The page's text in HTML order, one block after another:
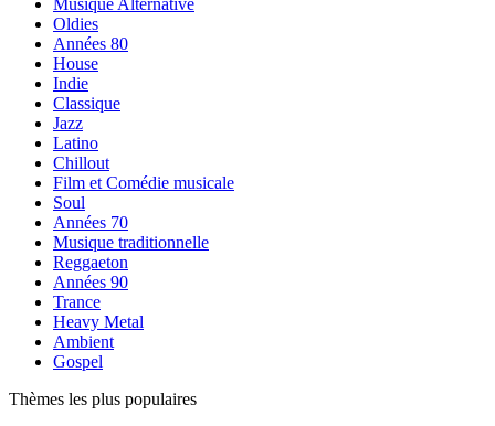
Musique Alternative
Oldies
Années 80
House
Indie
Classique
Jazz
Latino
Chillout
Film et Comédie musicale
Soul
Années 70
Musique traditionnelle
Reggaeton
Années 90
Trance
Heavy Metal
Ambient
Gospel
Thèmes les plus populaires